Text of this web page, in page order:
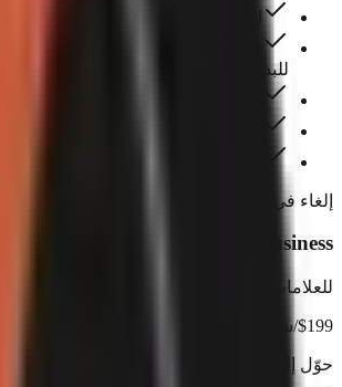
قوالب جاهزة يمكنك إنشاؤها بنقرة
للبدء.
إلغاء في أي وقت. بدون عقود.
Business
للعلامات التجارية والوكالات التي توسّع إنتاج
$199 /شهر
حوّل إلى الفوترة السنوية ووفّر $398